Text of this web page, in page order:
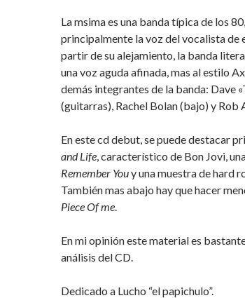
La msima es una banda típica de los
principalmente la voz del vocalista de
partir de su alejamiento, la banda
una voz aguda afinada, mas al estilo
demás integrantes de la banda: Dave
(guitarras), Rachel Bolan (bajo) y Rob
En este cd debut, se puede destacar
and Life, característico de Bon Jovi,
Remember Youy una muestra de hard
También mas abajo hay que hacer
Piece Of me.
En mi opinión este material es
análisis del CD.
Dedicado a Lucho “el papichulo”.